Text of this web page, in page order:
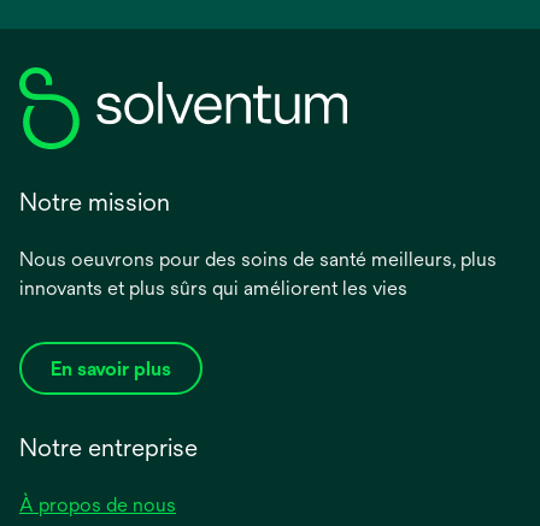
Notre mission
Nous oeuvrons pour des soins de santé meilleurs, plus
innovants et plus sûrs qui améliorent les vies
En savoir plus
Notre entreprise
À propos de nous